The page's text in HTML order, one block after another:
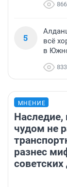
866
5
всё
в
833
МНЕНИЕ
Наследие,
чудом не
разнес
советских